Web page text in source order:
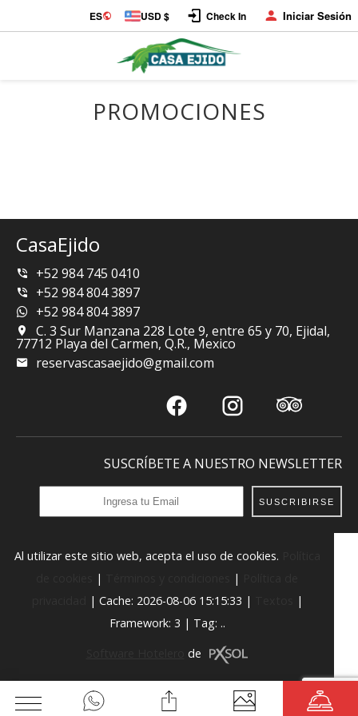
ES USD $ Check In Iniciar Sesión
PROMOCIONES
CasaEjido
+52 984 745 0410
+52 984 804 3897
+52 984 804 3897
C. 3 Sur Manzana 228 Lote 9, entre 65 y 70, Ejidal,
77712 Playa del Carmen, Q.R., Mexico
reservascasaejido@gmail.com
SUSCRÍBETE A NUESTRO NEWSLETTER
SUSCRIBIRSE
Al utilizar este sitio web, acepta el uso de cookies.
| |
| Cache: 2026-08-06 15:15:33 |
|
Framework: 3 | Tag: ..
de